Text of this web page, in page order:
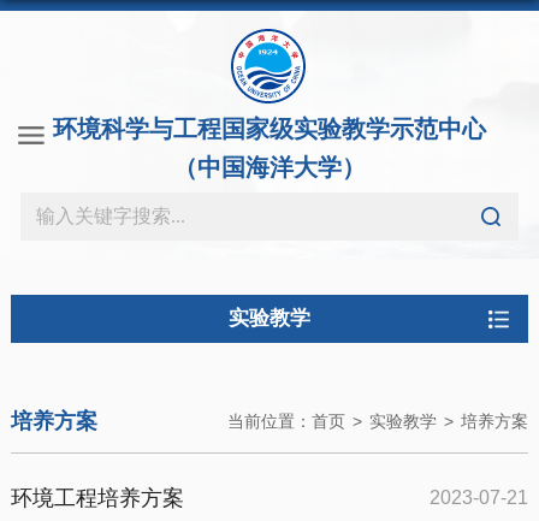
环境科学与工程国家级实验教学示范中心
（中国海洋大学）
实验教学
当前位置：首页 > 实验教学 > 培养方案
培养方案
环境工程培养方案 2023-07-21